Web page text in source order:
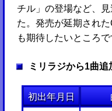
チル」の登場など、
た。発売が延期され
も期待したいところで
ミリラジから1曲追
初出年月日